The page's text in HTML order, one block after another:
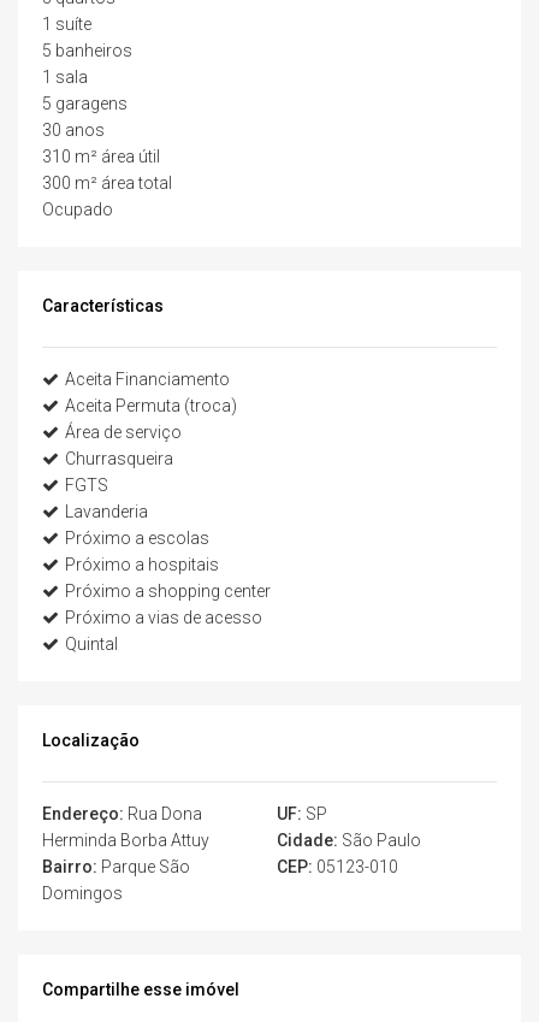
1 suíte
5 banheiros
1 sala
5 garagens
30 anos
310 m² área útil
300 m² área total
Ocupado
Características
Aceita Financiamento
Aceita Permuta (troca)
Área de serviço
Churrasqueira
FGTS
Lavanderia
Próximo a escolas
Próximo a hospitais
Próximo a shopping center
Próximo a vias de acesso
Quintal
Localização
Endereço: Rua Dona
Herminda Borba Attuy
Bairro: Parque São
Domingos
UF: SP
Cidade: São Paulo
CEP: 05123-010
Compartilhe esse imóvel